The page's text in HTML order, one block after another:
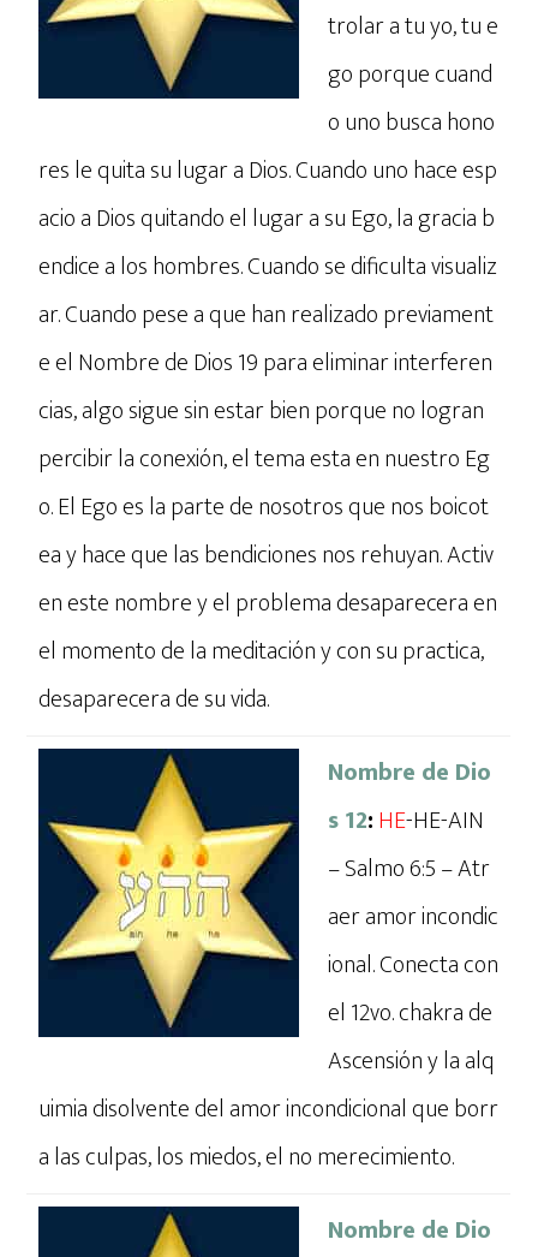
trolar a tu yo, tu e
go porque cuand
o uno busca hono
res le quita su lugar a Dios. Cuando uno hace esp
acio a Dios quitando el lugar a su Ego, la gracia b
endice a los hombres. Cuando se dificulta visualiz
ar. Cuando pese a que han realizado previament
e el Nombre de Dios 19 para eliminar interferen
cias, algo sigue sin estar bien porque no logran
percibir la conexión, el tema esta en nuestro Eg
o. El Ego es la parte de nosotros que nos boicot
ea y hace que las bendiciones nos rehuyan. Activ
en este nombre y el problema desaparecera en
el momento de la meditación y con su practica,
desaparecera de su vida.
Nombre de Dio
s 12:HE-HE-AIN
– Salmo 6:5 – Atr
aer amor incondic
ional. Conecta con
el 12vo. chakra de
Ascensión y la alq
uimia disolvente del amor incondicional que borr
a las culpas, los miedos, el no merecimiento.
Nombre de Dio